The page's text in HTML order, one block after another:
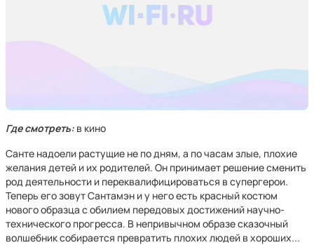
Где смотреть: в кино
Санте надоели растущие не по дням, а по часам злые, плохие
желания детей и их родителей. Он принимает решение сменить
род деятельности и переквалифицироваться в супергерои.
Теперь его зовут Сантамэн и у него есть красный костюм
нового образца с обилием передовых достижений научно-
технического прогресса. В непривычном образе сказочный
волшебник собирается превратить плохих людей в хороших...